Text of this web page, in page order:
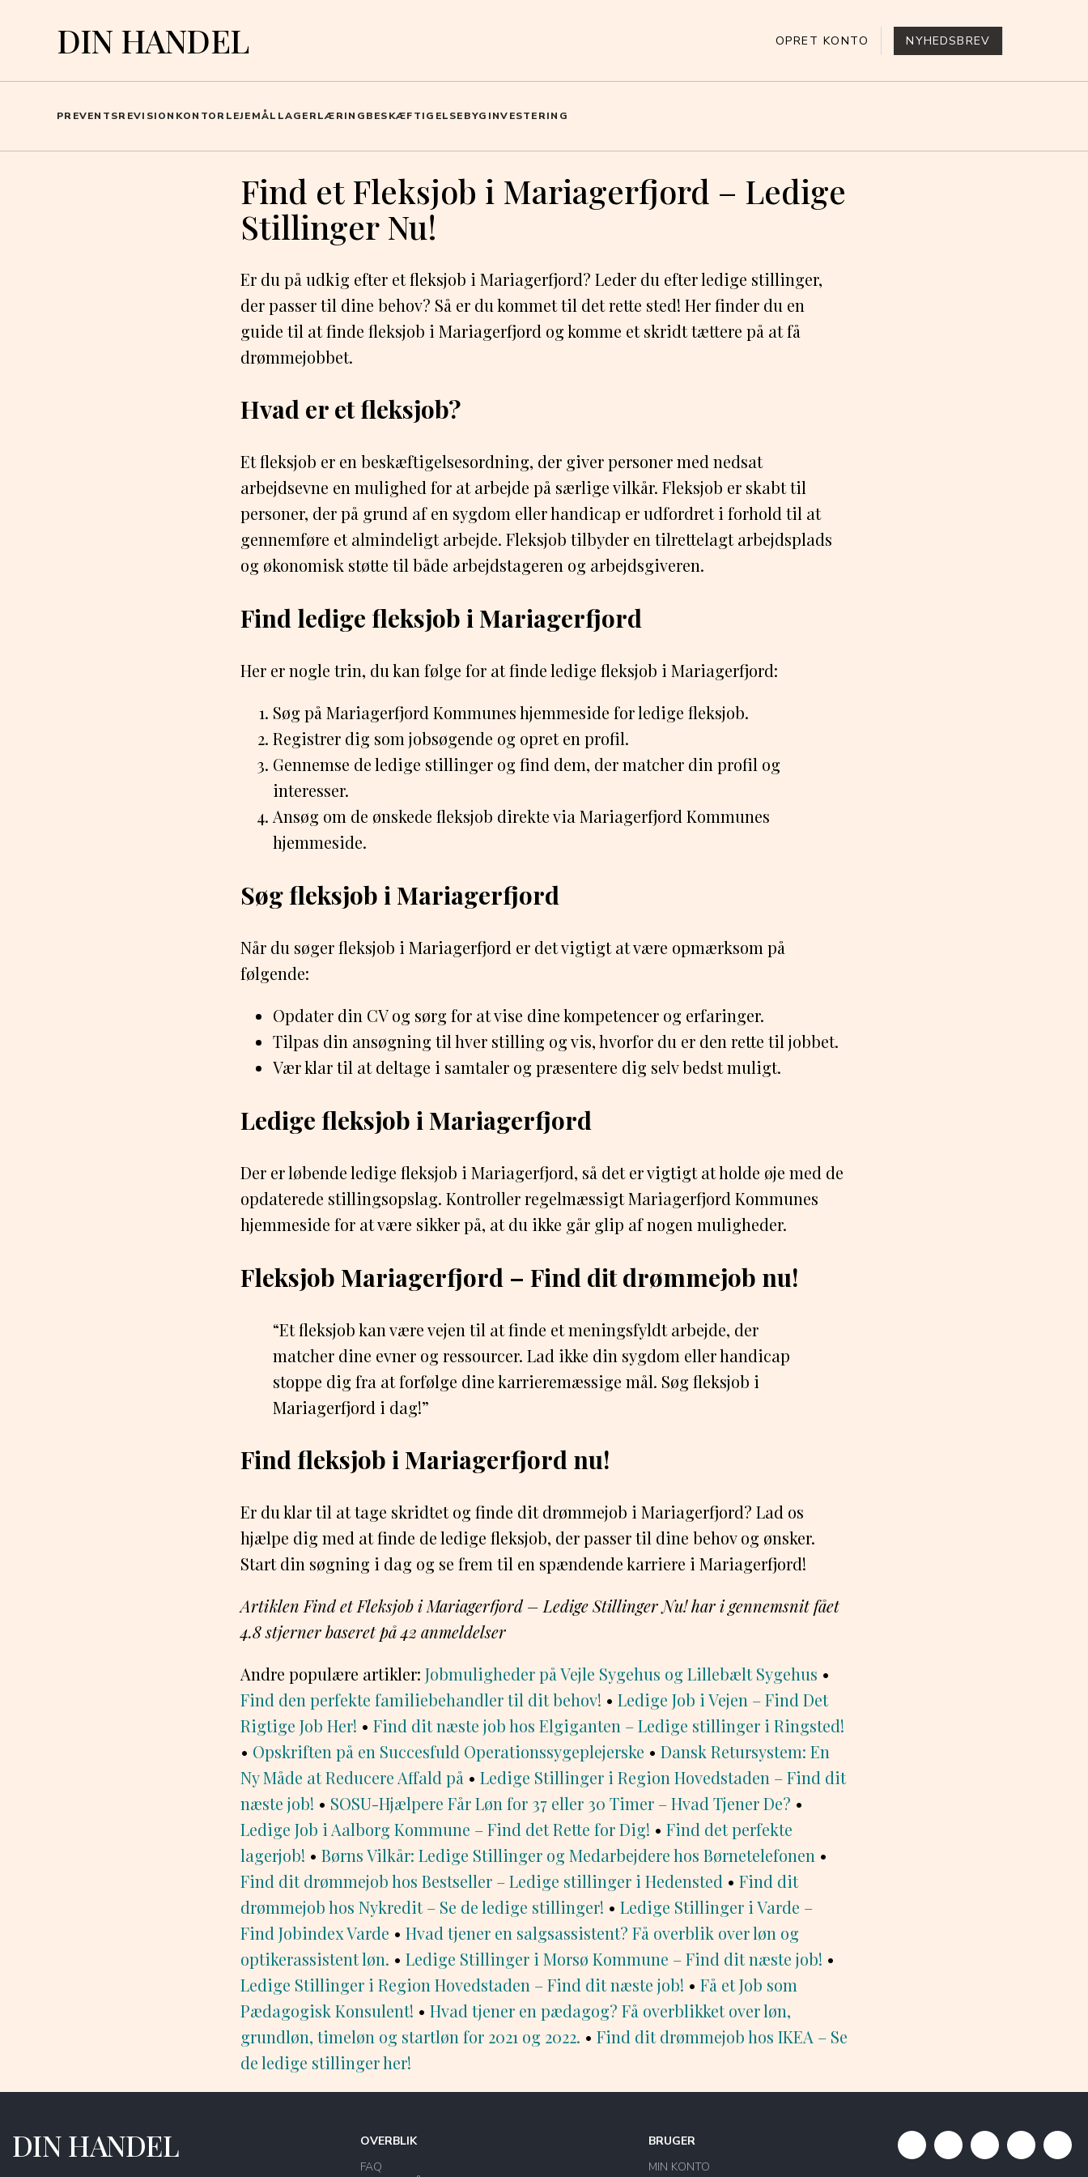
DIN HANDEL OPRET KONTO NYHEDSBREV
PREVENTSREVISION KONTORLEJEMÅL LAGERLÆRINGBESKÆFTIGELSEBYG INVESTERING
Find et Fleksjob i Mariagerfjord – Ledige
Stillinger Nu!
Er du på udkig efter et fleksjob i Mariagerfjord? Leder du efter ledige stillinger,
der passer til dine behov? Så er du kommet til det rette sted! Her finder du en
guide til at finde fleksjob i Mariagerfjord og komme et skridt tættere på at få
drømmejobbet.
Hvad er et fleksjob?
Et fleksjob er en beskæftigelsesordning, der giver personer med nedsat
arbejdsevne en mulighed for at arbejde på særlige vilkår. Fleksjob er skabt til
personer, der på grund af en sygdom eller handicap er udfordret i forhold til at
gennemføre et almindeligt arbejde. Fleksjob tilbyder en tilrettelagt arbejdsplads
og økonomisk støtte til både arbejdstageren og arbejdsgiveren.
Find ledige fleksjob i Mariagerfjord
Her er nogle trin, du kan følge for at finde ledige fleksjob i Mariagerfjord:
Søg på Mariagerfjord Kommunes hjemmeside for ledige fleksjob.
Registrer dig som jobsøgende og opret en profil.
Gennemse de ledige stillinger og find dem, der matcher din profil og
interesser.
Ansøg om de ønskede fleksjob direkte via Mariagerfjord Kommunes
hjemmeside.
Søg fleksjob i Mariagerfjord
Når du søger fleksjob i Mariagerfjord er det vigtigt at være opmærksom på
følgende:
Opdater din CV og sørg for at vise dine kompetencer og erfaringer.
Tilpas din ansøgning til hver stilling og vis, hvorfor du er den rette til jobbet.
Vær klar til at deltage i samtaler og præsentere dig selv bedst muligt.
Ledige fleksjob i Mariagerfjord
Der er løbende ledige fleksjob i Mariagerfjord, så det er vigtigt at holde øje med de
opdaterede stillingsopslag. Kontroller regelmæssigt Mariagerfjord Kommunes
hjemmeside for at være sikker på, at du ikke går glip af nogen muligheder.
Fleksjob Mariagerfjord – Find dit drømmejob nu!
“Et fleksjob kan være vejen til at finde et meningsfyldt arbejde, der
matcher dine evner og ressourcer. Lad ikke din sygdom eller handicap
stoppe dig fra at forfølge dine karrieremæssige mål. Søg fleksjob i
Mariagerfjord i dag!”
Find fleksjob i Mariagerfjord nu!
Er du klar til at tage skridtet og finde dit drømmejob i Mariagerfjord? Lad os
hjælpe dig med at finde de ledige fleksjob, der passer til dine behov og ønsker.
Start din søgning i dag og se frem til en spændende karriere i Mariagerfjord!
Artiklen Find et Fleksjob i Mariagerfjord – Ledige Stillinger Nu! har i gennemsnit fået
4.8stjerner baseret på42 anmeldelser
Andre populære artikler: Jobmuligheder på Vejle Sygehus og Lillebælt Sygehus •
Find den perfekte familiebehandler til dit behov! • Ledige Job i Vejen – Find Det
Rigtige Job Her! • Find dit næste job hos Elgiganten – Ledige stillinger i Ringsted!
• Opskriften på en Succesfuld Operationssygeplejerske • Dansk Retursystem: En
Ny Måde at Reducere Affald på • Ledige Stillinger i Region Hovedstaden – Find dit
næste job! • SOSU-Hjælpere Får Løn for 37 eller 30 Timer – Hvad Tjener De? •
Ledige Job i Aalborg Kommune – Find det Rette for Dig! • Find det perfekte
lagerjob! • Børns Vilkår: Ledige Stillinger og Medarbejdere hos Børnetelefonen •
Find dit drømmejob hos Bestseller – Ledige stillinger i Hedensted • Find dit
drømmejob hos Nykredit – Se de ledige stillinger! • Ledige Stillinger i Varde –
Find Jobindex Varde • Hvad tjener en salgsassistent? Få overblik over løn og
optikerassistent løn. • Ledige Stillinger i Morsø Kommune – Find dit næste job! •
Ledige Stillinger i Region Hovedstaden – Find dit næste job! • Få et Job som
Pædagogisk Konsulent! • Hvad tjener en pædagog? Få overblikket over løn,
grundløn, timeløn og startløn for 2021 og 2022. • Find dit drømmejob hos IKEA – Se
de ledige stillinger her!
DIN HANDEL
OVERBLIK
FAQ
BRUGER
MIN KONTO